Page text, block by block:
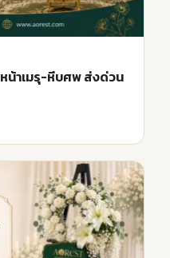
น้าเมรุ-หีบศพ ส่งด่วน